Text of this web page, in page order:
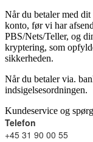
Når du betaler med
konto, før vi har
PBS/Nets/Teller, og
kryptering, som
sikkerheden.
Når du betaler via.
indsigelsesordningen.
Kundeservice og
Telefon
+45 31 90 00 55